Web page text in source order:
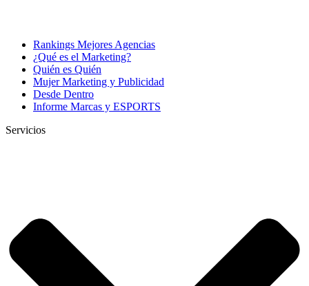
Rankings Mejores Agencias
¿Qué es el Marketing?
Quién es Quién
Mujer Marketing y Publicidad
Desde Dentro
Informe Marcas y ESPORTS
Servicios